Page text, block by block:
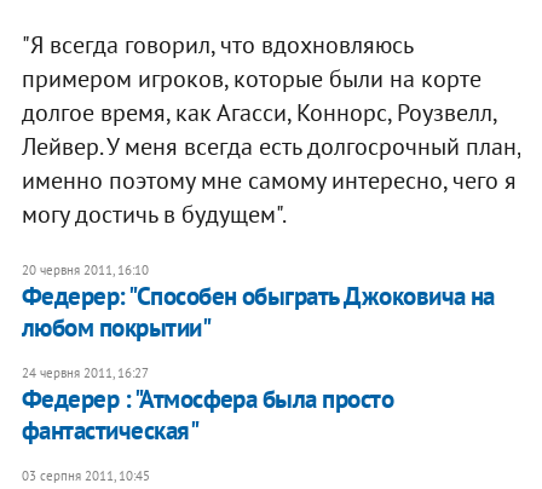
"Я всегда говорил, что вдохновляюсь
примером игроков, которые были на корте
долгое время, как Агасси, Коннорс, Роузвелл,
Лейвер. У меня всегда есть долгосрочный план,
именно поэтому мне самому интересно, чего я
могу достичь в будущем".
20 червня 2011, 16:10
Федерер: "Способен обыграть Джоковича на
любом покрытии"
24 червня 2011, 16:27
Федерер : "Атмосфера была просто
фантастическая"
03 серпня 2011, 10:45